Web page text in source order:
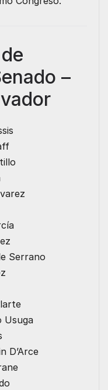
–
Serrano
Usuga
D’Arce